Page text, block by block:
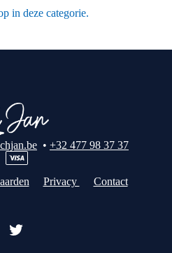
in deze categorie.
• +32 477 98 37 37
Privacy Contact